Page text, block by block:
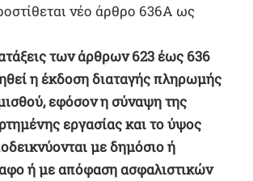
νέο άρθρο 636Α ως
των άρθρων 623 έως 636
η έκδοση διαταγής πληρωμής
εφόσον η σύναψη της
εργασίας και το ύψος
με δημόσιο ή
ή με απόφαση ασφαλιστικών